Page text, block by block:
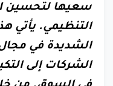
سعيها لتحسين
التنظيمي. يأتي
الشديدة في
الشركات إلى